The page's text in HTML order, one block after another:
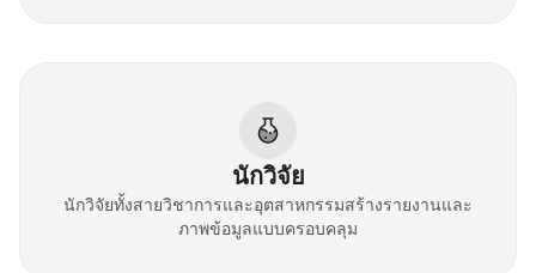
นักวิจัย
นักวิจัยทั้งสายวิชาการและอุตสาหกรรมสร้างรายงานและ
ภาพข้อมูลแบบครอบคลุม